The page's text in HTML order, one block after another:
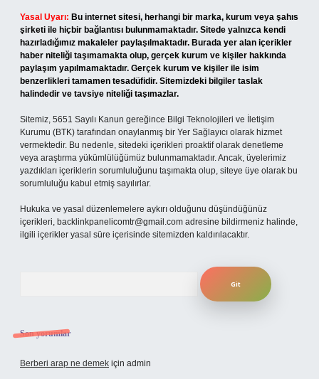
Yasal Uyarı: Bu internet sitesi, herhangi bir marka, kurum veya şahıs
şirketi ile hiçbir bağlantısı bulunmamaktadır. Sitede yalnızca kendi
hazırladığımız makaleler paylaşılmaktadır. Burada yer alan içerikler
haber niteliği taşımamakta olup, gerçek kurum ve kişiler hakkında
paylaşım yapılmamaktadır. Gerçek kurum ve kişiler ile isim
benzerlikleri tamamen tesadüfidir. Sitemizdeki bilgiler taslak
halindedir ve tavsiye niteliği taşımazlar.
Sitemiz, 5651 Sayılı Kanun gereğince Bilgi Teknolojileri ve İletişim
Kurumu (BTK) tarafından onaylanmış bir Yer Sağlayıcı olarak hizmet
vermektedir. Bu nedenle, sitedeki içerikleri proaktif olarak denetleme
veya araştırma yükümlülüğümüz bulunmamaktadır. Ancak, üyelerimiz
yazdıkları içeriklerin sorumluluğunu taşımakta olup, siteye üye olarak bu
sorumluluğu kabul etmiş sayılırlar.
Hukuka ve yasal düzenlemelere aykırı olduğunu düşündüğünüz
içerikleri, backlinkpanelicomtr@gmail.com adresine bildirmeniz halinde,
ilgili içerikler yasal süre içerisinde sitemizden kaldırılacaktır.
Son yorumlar
Berberi arap ne demek için admin